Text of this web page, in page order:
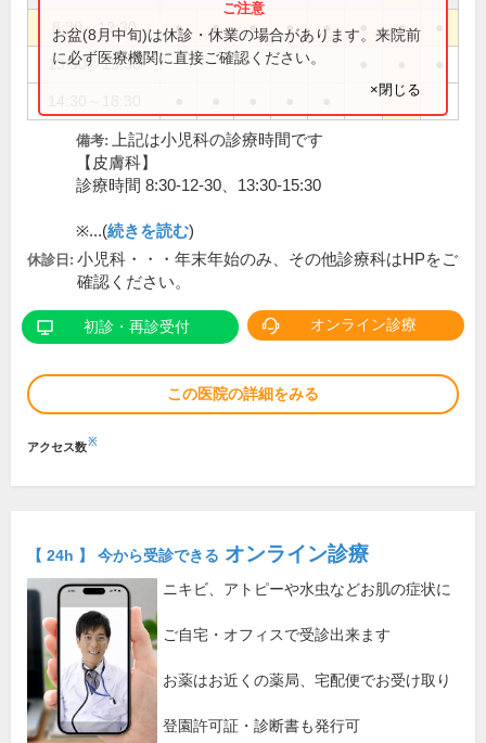
8:30～12:30 ● ● ● ● ● ●
13:30～15:30
お盆(8月中旬)は休診・休業の場合があります。来院前
に必ず医療機関に直接ご確認ください。
×閉じる
備考:
上記は小児科の診療時間です
【皮膚科】
診療時間 8:30-12-30、13:30-15:30
※...(続きを読む)
休診日: 小児科・・・年末年始のみ、その他診療科はHPをご
確認ください。
初診・再診受付 オンライン診療
この医院の詳細をみる
アクセス数※
【 24h 】 今から受診できる オンライン診療
ニキビ、アトピーや水虫などお肌の症状に
ご自宅・オフィスで受診出来ます
お薬はお近くの薬局、宅配便でお受け取り
登園許可証・診断書も発行可